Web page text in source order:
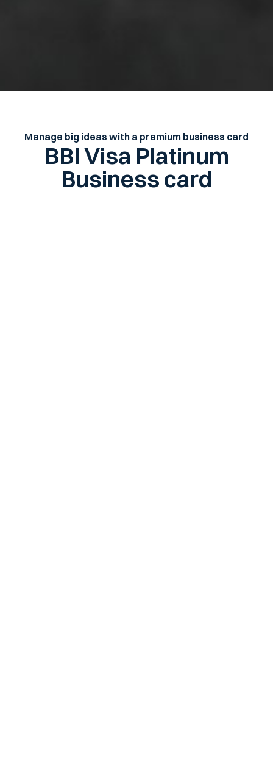
Manage big ideas with a premium business card
BBI Visa Platinum
Business card